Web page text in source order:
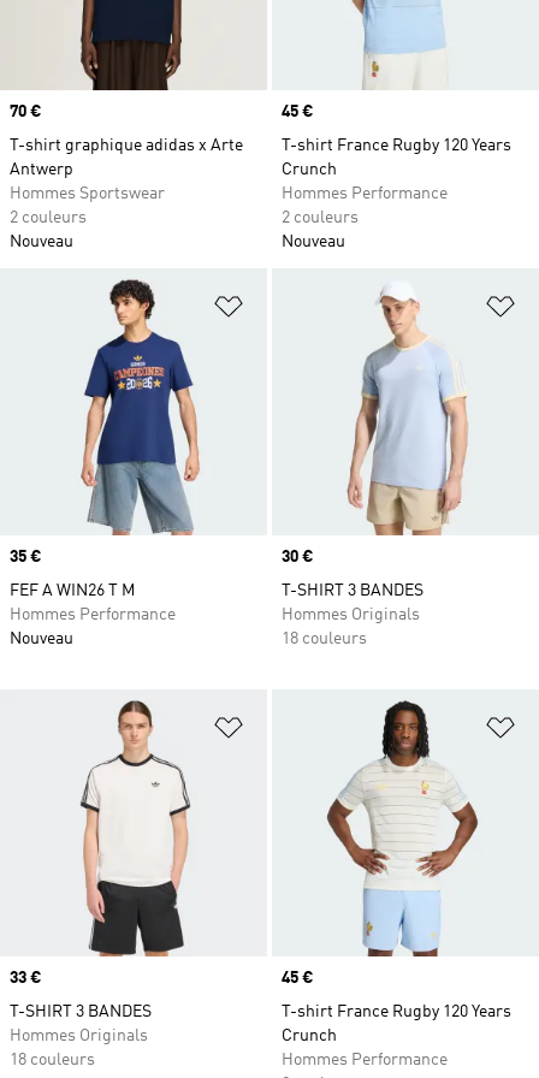
Prix
70 €
T-shirt graphique adidas x Arte
Antwerp
Hommes Sportswear
2 couleurs
Nouveau
Prix
45 €
T-shirt France Rugby 120 Years
Crunch
Hommes Performance
2 couleurs
Nouveau
Ajouter à la Liste de produits
Prix
35 €
FEF A WIN26 T M
Hommes Performance
Nouveau
Prix
30 €
T-SHIRT 3 BANDES
Hommes Originals
18 couleurs
Ajouter à la Liste de produits
Prix
33 €
T-SHIRT 3 BANDES
Hommes Originals
18 couleurs
Prix
45 €
T-shirt France Rugby 120 Years
Crunch
Hommes Performance